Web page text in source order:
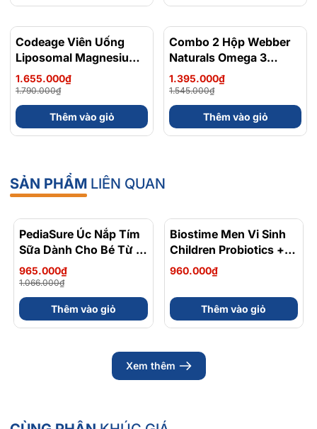
- 8%
Codeage Viên Uống
Liposomal Magnesium
Magie Glycinate Hữu Cơ
240 Viên - Chính Ngạch
Mỹ, Xuất VAT
1.655.000₫
1.790.000₫
Thêm vào giỏ
- 10%
Combo 2 Hộp Webber
Naturals Omega 3
900mg EPA/DHA Và
Magnesium
Bisglycinate 200mg Hỗ
Trợ Tim Mạch, Hệ Tiêu
Hoá - Hộp 120 Viên
1.395.000₫
1.545.000₫
Thêm vào giỏ
SẢN PHẨM LIÊN QUAN
- 9%
PediaSure Úc Nắp Tím
Sữa Dành Cho Bé Từ 1
Đến 10 Tuổi Hộp 850g
965.000₫
1.066.000₫
Thêm vào giỏ
Biostime Men Vi Sinh
Children Probiotics +
HMO Cho Bé Từ 0 Đến
7 Tuổi 28 Gói
960.000₫
Thêm vào giỏ
Xem thêm